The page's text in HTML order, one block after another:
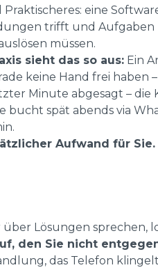
Praktischeres: eine
trifft und Aufgaben
müssen.
sieht das so aus:Ein
keine Hand frei haben
Minute abgesagt –
bucht spät abends via
Aufwand für
über Lösungen sprechen,
den Sie nicht
das Telefon